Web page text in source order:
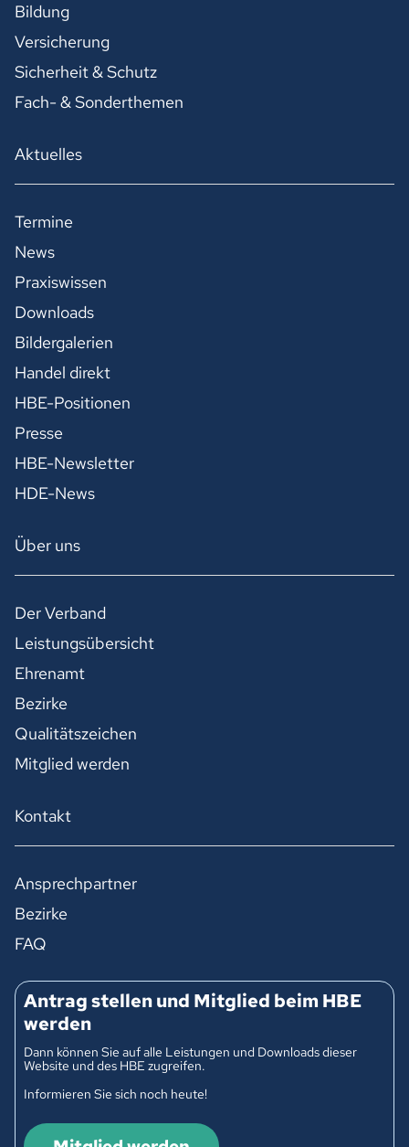
Bildung
Versicherung
Sicherheit & Schutz
Fach- & Sonderthemen
Aktuelles
Termine
News
Praxiswissen
Downloads
Bildergalerien
Handel direkt
HBE-Positionen
Presse
HBE-Newsletter
HDE-News
Über uns
Der Verband
Leistungsübersicht
Ehrenamt
Bezirke
Qualitätszeichen
Mitglied werden
Kontakt
Ansprechpartner
Bezirke
FAQ
Antrag stellen und Mitglied beim HBE
werden
Dann können Sie auf alle Leistungen und Downloads dieser
Website und des HBE zugreifen.
Informieren Sie sich noch heute!